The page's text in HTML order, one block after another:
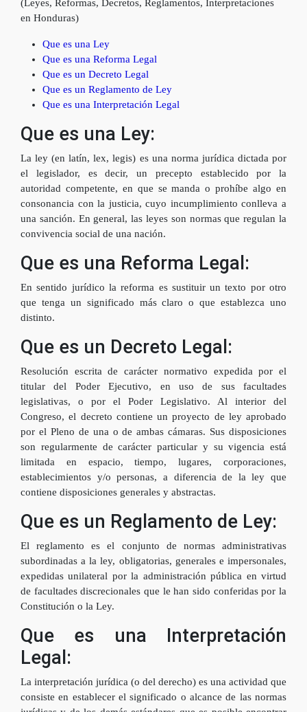
(Leyes, Reformas, Decretos, Reglamentos, Interpretaciones
en Honduras)
Que es una Ley
Que es una Reforma Legal
Que es un Decreto Legal
Que es un Reglamento de Ley
Que es una Interpretación Legal
Que es una Ley:
La ley (en latín, lex, legis) es una norma jurídica dictada por
el legislador, es decir, un precepto establecido por la
autoridad competente, en que se manda o prohíbe algo en
consonancia con la justicia, cuyo incumplimiento conlleva a
una sanción. En general, las leyes son normas que regulan la
convivencia social de una nación.
Que es una Reforma Legal:
En sentido jurídico la reforma es sustituir un texto por otro
que tenga un significado más claro o que establezca uno
distinto.
Que es un Decreto Legal:
Resolución escrita de carácter normativo expedida por el
titular del Poder Ejecutivo, en uso de sus facultades
legislativas, o por el Poder Legislativo. Al interior del
Congreso, el decreto contiene un proyecto de ley aprobado
por el Pleno de una o de ambas cámaras. Sus disposiciones
son regularmente de carácter particular y su vigencia está
limitada en espacio, tiempo, lugares, corporaciones,
establecimientos y/o personas, a diferencia de la ley que
contiene disposiciones generales y abstractas.
Que es un Reglamento de Ley:
El reglamento es el conjunto de normas administrativas
subordinadas a la ley, obligatorias, generales e impersonales,
expedidas unilateral por la administración pública en virtud
de facultades discrecionales que le han sido conferidas por la
Constitución o la Ley.
Que es una Interpretación
Legal:
La interpretación jurídica (o del derecho) es una actividad que
consiste en establecer el significado o alcance de las normas